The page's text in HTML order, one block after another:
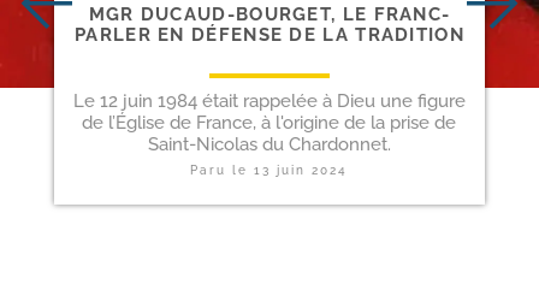
MGR DUCAUD-​BOURGET, LE FRANC-​
PARLER EN DÉFENSE DE LA TRADITION
Le 12 juin 1984 était rappelée à Dieu une figure
de l’Église de France, à l'origine de la prise de
Saint-Nicolas du Chardonnet.
Paru le13 juin 2024